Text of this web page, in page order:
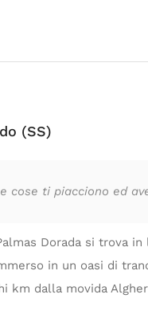
(SS)
cose ti piacciono ed
Dorada si trova
in un oasi di
km dalla movida